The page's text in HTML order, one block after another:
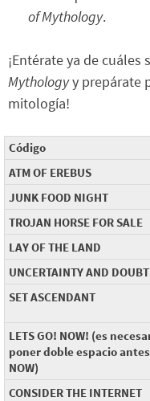
of Mythology.
¡Entérate ya de
Mythologyy prepárate
mitología!
Código
ATM OF EREBUS
JUNK FOOD NIGHT
TROJAN HORSE FOR SALE
LAY OF THE LAND
UNCERTAINTY AND DOUBT
SET ASCENDANT
LETS GO! NOW! (es
poner doble espacio
NOW)
CONSIDER THE INTERNET